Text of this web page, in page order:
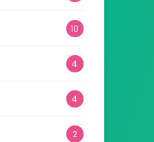
10
4
4
2